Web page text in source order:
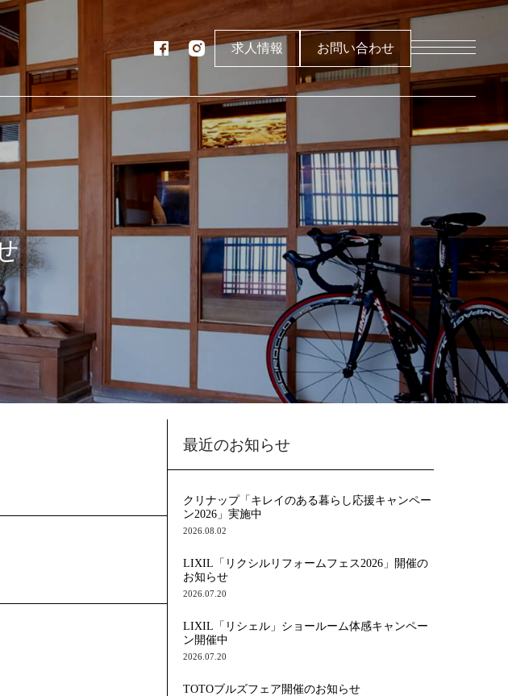
小田製作所 求人情報 お問い合わせ
最近のお知らせ
クリナップ「キレイのある暮らし応援キャンペー
ン2026」実施中
2026.08.02
LIXIL「リクシルリフォームフェス2026」開催の
お知らせ
2026.07.20
LIXIL「リシェル」ショールーム体感キャンペー
ン開催中
2026.07.20
TOTOブルズフェア開催のお知らせ